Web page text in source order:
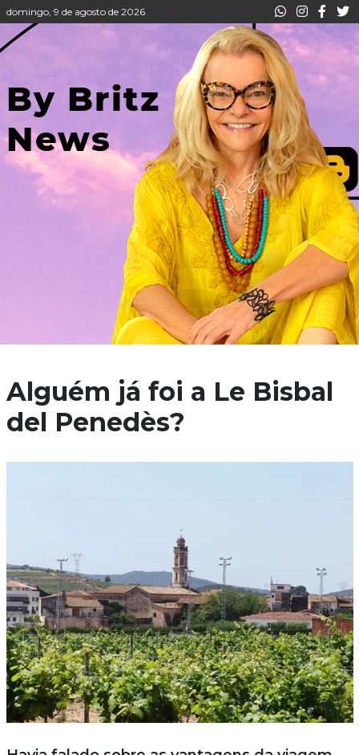
domingo, 9 de agosto de 2026
Alguém já foi a Le Bisbal
del Penedès?